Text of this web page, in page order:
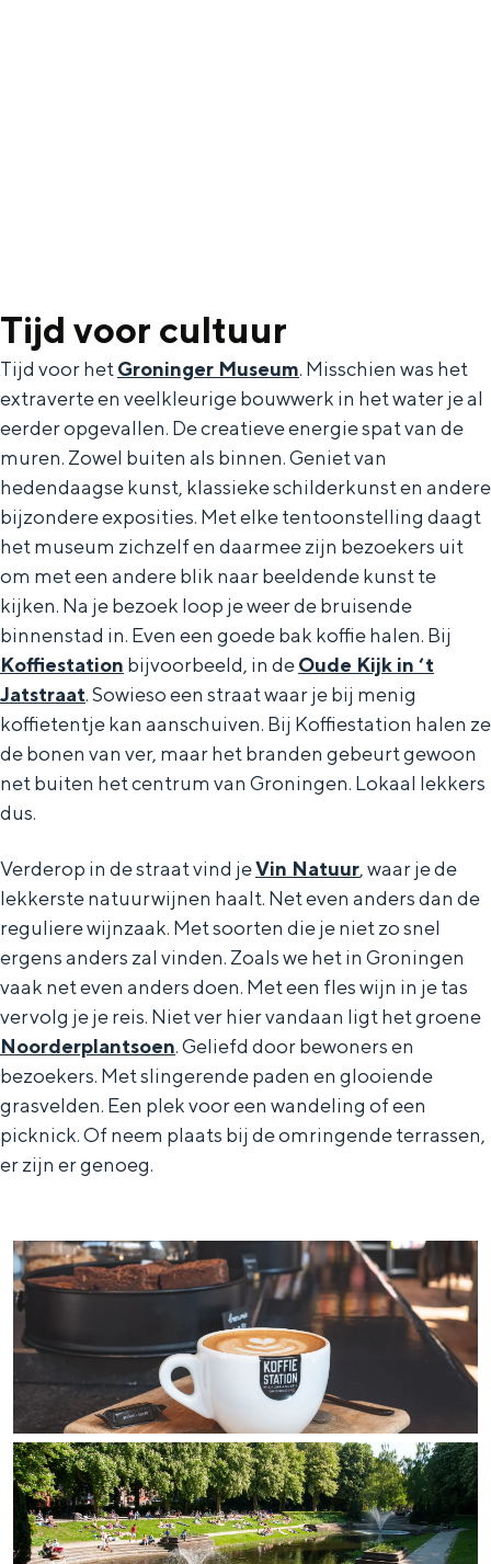
Tijd voor cultuur
Tijd voor hetGroninger Museum. Misschien was het
extraverte en veelkleurige bouwwerk in het water je al
eerder opgevallen. De creatieve energie spat van de
muren. Zowel buiten als binnen. Geniet van
hedendaagse kunst, klassieke schilderkunst en andere
bijzondere exposities. Met elke tentoonstelling daagt
het museum zichzelf en daarmee zijn bezoekers uit
om met een andere blik naar beeldende kunst te
kijken. Na je bezoek loop je weer de bruisende
binnenstad in. Even een goede bak koffie halen. Bij
Koffiestation bijvoorbeeld, in deOude Kijk in ‘t
Jatstraat. Sowieso een straat waar je bij menig
koffietentje kan aanschuiven. Bij Koffiestation halen ze
de bonen van ver, maar het branden gebeurt gewoon
net buiten het centrum van Groningen. Lokaal lekkers
dus.
Verderop in de straat vind jeVin Natuur, waar je de
lekkerste natuurwijnen haalt. Net even anders dan de
reguliere wijnzaak. Met soorten die je niet zo snel
ergens anders zal vinden. Zoals we het in Groningen
vaak net even anders doen. Met een fles wijn in je tas
vervolg je je reis. Niet ver hier vandaan ligt het groene
Noorderplantsoen. Geliefd door bewoners en
bezoekers. Met slingerende paden en glooiende
grasvelden. Een plek voor een wandeling of een
picknick. Of neem plaats bij de omringende terrassen,
er zijn er genoeg.